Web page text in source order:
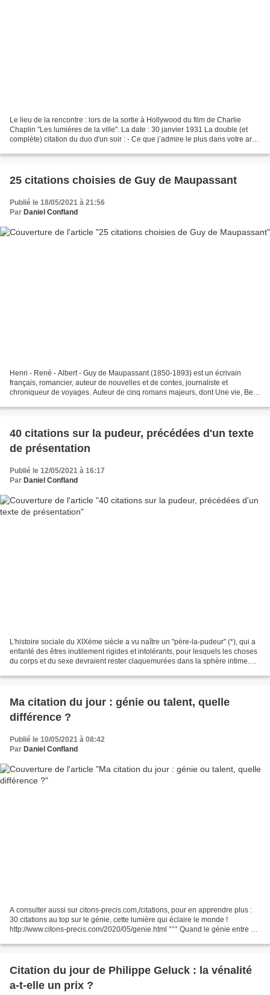
Le lieu de la rencontre : lors de la sortie à Hollywood du film de Charlie
Chaplin "Les lumières de la ville". La date : 30 janvier 1931 La double (et
complète) citation du duo d'un soir : - Ce que j’admire le plus dans votre art,
25 citations choisies de Guy de Maupassant
Publié le 18/05/2021 à 21:56
Par Daniel Confland
Henri - René - Albert - Guy de Maupassant (1850-1893) est un écrivain
français, romancier, auteur de nouvelles et de contes, journaliste et
chroniqueur de voyages. Auteur de cinq romans majeurs, dont Une vie, Bel-
40 citations sur la pudeur, précédées d'un texte
de présentation
Publié le 12/05/2021 à 16:17
Par Daniel Confland
L'histoire sociale du XIXème siècle a vu naître un "père-la-pudeur" (*), qui a
enfanté des êtres inutilement rigides et intolérants, pour lesquels les choses
du corps et du sexe devraient rester claquemurées dans la sphère intime.
Ma citation du jour : génie ou talent, quelle
différence ?
Publié le 10/05/2021 à 08:42
Par Daniel Confland
A consulter aussi sur citons-precis.com,/citations, pour en apprendre plus :
30 citations au top sur le génie, cette lumière qui éclaire le monde !
http://www.citons-precis.com/2020/05/genie.html °°° Quand le génie entre en
Citation du jour de Philippe Geluck : la vénalité
a-t-elle un prix ?